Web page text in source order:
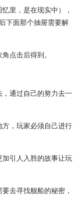
里，是在现实中），
下面那个抽屉需要解
点击后得到。
，通过自己的努力去一
，玩家必须自己进行
引人入胜的故事让玩
去寻找舰船的秘密，